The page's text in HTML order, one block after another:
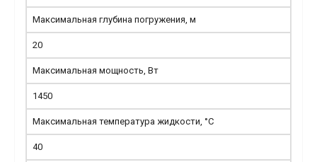
Максимальная глубина погружения, м
20
Максимальная мощность, Вт
1450
Максимальная температура жидкости, °С
40